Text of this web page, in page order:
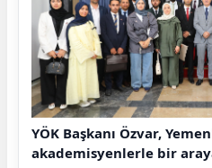
YÖK Başkanı Özvar,
akademisyenlerle bir